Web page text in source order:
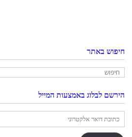
חיפוש באתר
הירשם לבלוג באמצעות המייל
אלקטרוני